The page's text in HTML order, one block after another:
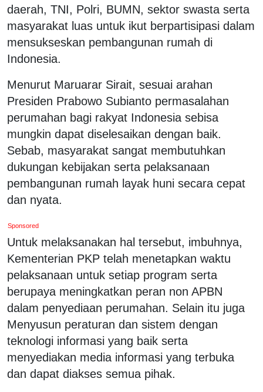
daerah, TNI, Polri, BUMN, sektor swasta serta
masyarakat luas untuk ikut berpartisipasi dalam
mensukseskan pembangunan rumah di
Indonesia.
Menurut Maruarar Sirait, sesuai arahan
Presiden Prabowo Subianto permasalahan
perumahan bagi rakyat Indonesia sebisa
mungkin dapat diselesaikan dengan baik.
Sebab, masyarakat sangat membutuhkan
dukungan kebijakan serta pelaksanaan
pembangunan rumah layak huni secara cepat
dan nyata.
Sponsored
Untuk melaksanakan hal tersebut, imbuhnya,
Kementerian PKP telah menetapkan waktu
pelaksanaan untuk setiap program serta
berupaya meningkatkan peran non APBN
dalam penyediaan perumahan. Selain itu juga
Menyusun peraturan dan sistem dengan
teknologi informasi yang baik serta
menyediakan media informasi yang terbuka
dan dapat diakses semua pihak.